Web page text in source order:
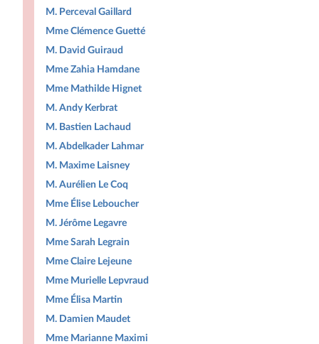
M. Perceval Gaillard
Mme Clémence Guetté
M. David Guiraud
Mme Zahia Hamdane
Mme Mathilde Hignet
M. Andy Kerbrat
M. Bastien Lachaud
M. Abdelkader Lahmar
M. Maxime Laisney
M. Aurélien Le Coq
Mme Élise Leboucher
M. Jérôme Legavre
Mme Sarah Legrain
Mme Claire Lejeune
Mme Murielle Lepvraud
Mme Élisa Martin
M. Damien Maudet
Mme Marianne Maximi